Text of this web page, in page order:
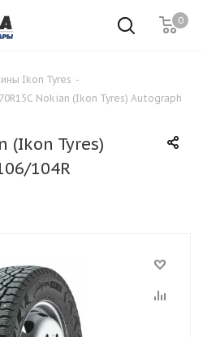
0
Ikon Tyres -
Nokian (Ikon Tyres) Autograph
(Ikon Tyres)
104R